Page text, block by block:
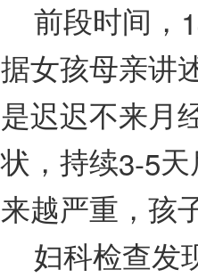
前段时间，
据女孩母亲讲
是迟迟不来月
状，持续3-5天
来越严重，孩
妇科检查发